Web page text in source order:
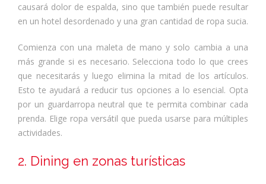
causará dolor de espalda, sino que también puede resultar
en un hotel desordenado y una gran cantidad de ropa sucia.
Comienza con una maleta de mano y solo cambia a una
más grande si es necesario. Selecciona todo lo que crees
que necesitarás y luego elimina la mitad de los artículos.
Esto te ayudará a reducir tus opciones a lo esencial. Opta
por un guardarropa neutral que te permita combinar cada
prenda. Elige ropa versátil que pueda usarse para múltiples
actividades.
2. Dining en zonas turísticas